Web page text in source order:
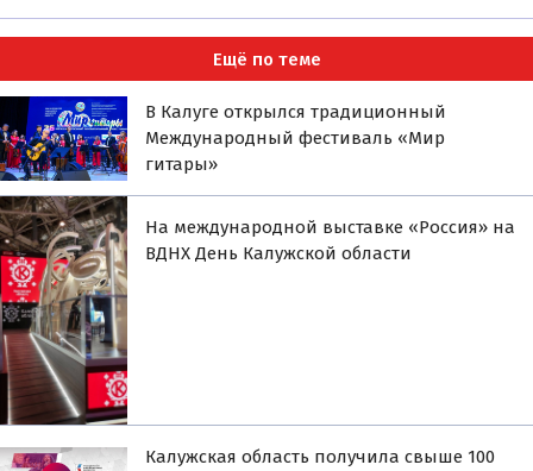
Ещё по теме
В Калуге открылся традиционный
Международный фестиваль «Мир
гитары»
На международной выставке «Россия» на
ВДНХ День Калужской области
Калужская область получила свыше 100